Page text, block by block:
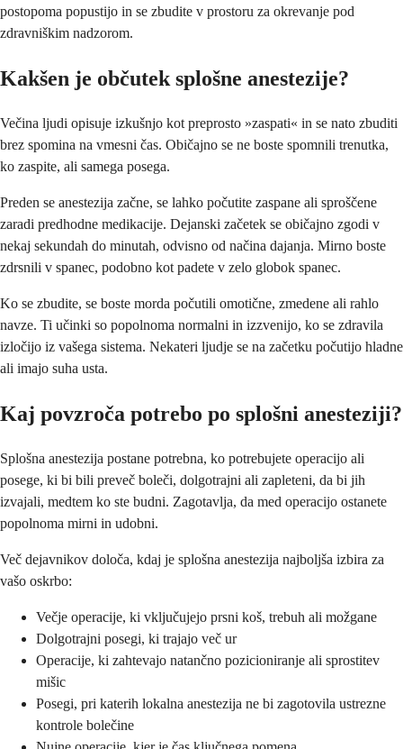
postopoma popustijo in se zbudite v prostoru za okrevanje pod
zdravniškim nadzorom.
Kakšen je občutek splošne anestezije?
Večina ljudi opisuje izkušnjo kot preprosto »zaspati« in se nato zbuditi
brez spomina na vmesni čas. Običajno se ne boste spomnili trenutka,
ko zaspite, ali samega posega.
Preden se anestezija začne, se lahko počutite zaspane ali sproščene
zaradi predhodne medikacije. Dejanski začetek se običajno zgodi v
nekaj sekundah do minutah, odvisno od načina dajanja. Mirno boste
zdrsnili v spanec, podobno kot padete v zelo globok spanec.
Ko se zbudite, se boste morda počutili omotične, zmedene ali rahlo
navze. Ti učinki so popolnoma normalni in izzvenijo, ko se zdravila
izločijo iz vašega sistema. Nekateri ljudje se na začetku počutijo hladne
ali imajo suha usta.
Kaj povzroča potrebo po splošni anesteziji?
Splošna anestezija postane potrebna, ko potrebujete operacijo ali
posege, ki bi bili preveč boleči, dolgotrajni ali zapleteni, da bi jih
izvajali, medtem ko ste budni. Zagotavlja, da med operacijo ostanete
popolnoma mirni in udobni.
Več dejavnikov določa, kdaj je splošna anestezija najboljša izbira za
vašo oskrbo:
Večje operacije, ki vključujejo prsni koš, trebuh ali možgane
Dolgotrajni posegi, ki trajajo več ur
Operacije, ki zahtevajo natančno pozicioniranje ali sprostitev
mišic
Posegi, pri katerih lokalna anestezija ne bi zagotovila ustrezne
kontrole bolečine